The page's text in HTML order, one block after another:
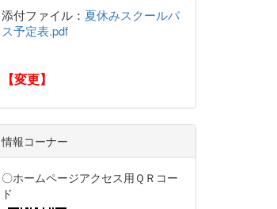
添付ファイル： 夏休みスクールバ
ス予定表.pdf
【変更】
情報コーナー
〇ホームページアクセス用ＱＲコー
ド